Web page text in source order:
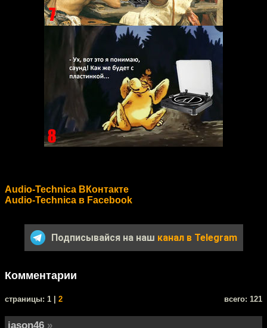
Audio-Technica ВКонтакте
Audio-Technica в Facebook
Подписывайся на наш канал в Telegram
Комментарии
cтраницы: 1 | 2 всего: 121
jason46 »